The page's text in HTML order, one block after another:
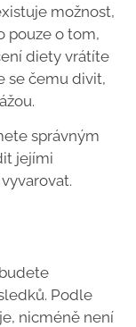
možnost,
pouze o tom,
diety vrátíte
se čemu divit,
správným
jejími
Podle
nicméně není